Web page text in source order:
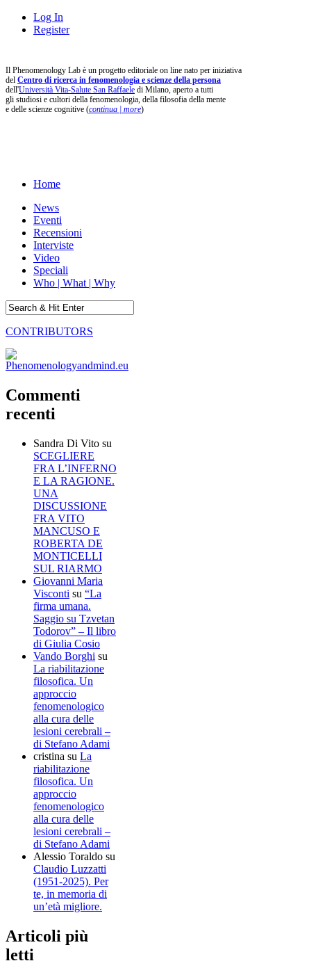
Log In
Register
Il Phenomenology Lab è un progetto editoriale on line nato per iniziativa
del Centro di ricerca in fenomenologia e scienze della persona
dell'Università Vita-Salute San Raffaele di Milano, aperto a tutti
gli studiosi e cultori della fenomenologia, della filosofia della mente
e delle scienze cognitive (continua | more)
Home
News
Eventi
Recensioni
Interviste
Video
Speciali
Who | What | Why
CONTRIBUTORS
Commenti
recenti
Sandra Di Vito su
SCEGLIERE
FRA L’INFERNO
E LA RAGIONE.
UNA
DISCUSSIONE
FRA VITO
MANCUSO E
ROBERTA DE
MONTICELLI
SUL RIARMO
Giovanni Maria
Visconti su “La
firma umana.
Saggio su Tzvetan
Todorov” – Il libro
di Giulia Cosio
Vando Borghi su
La riabilitazione
filosofica. Un
approccio
fenomenologico
alla cura delle
lesioni cerebrali –
di Stefano Adami
cristina su La
riabilitazione
filosofica. Un
approccio
fenomenologico
alla cura delle
lesioni cerebrali –
di Stefano Adami
Alessio Toraldo su
Claudio Luzzatti
(1951-2025). Per
te, in memoria di
un’età migliore.
Articoli più
letti